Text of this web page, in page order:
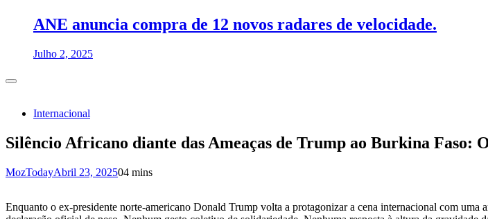
ANE anuncia compra de 12 novos radares de velocidade.
Julho 2, 2025
Internacional
Silêncio Africano diante das Ameaças de Trump ao Burkina Faso:
MozTodayAbril 23, 202504 mins
Enquanto o ex-presidente norte-americano Donald Trump volta a protagonizar a cena internacional com